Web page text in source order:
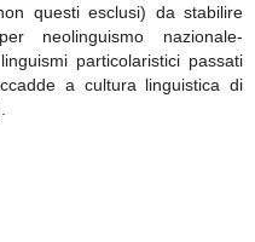
questi esclusi) da stabilire
neolinguismo nazionale-
particolaristici passati
a cultura linguistica di